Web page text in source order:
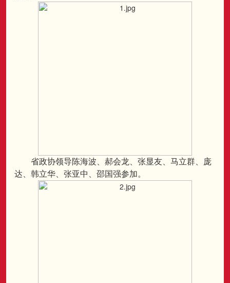
省政协领导陈海波、郝会龙、张显友、马立群、庞
达、韩立华、张亚中、邵国强参加。